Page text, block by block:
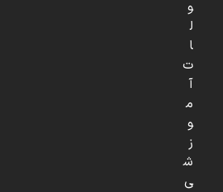
و
ل
ا
ت
آ
م
و
ز
ش
ی